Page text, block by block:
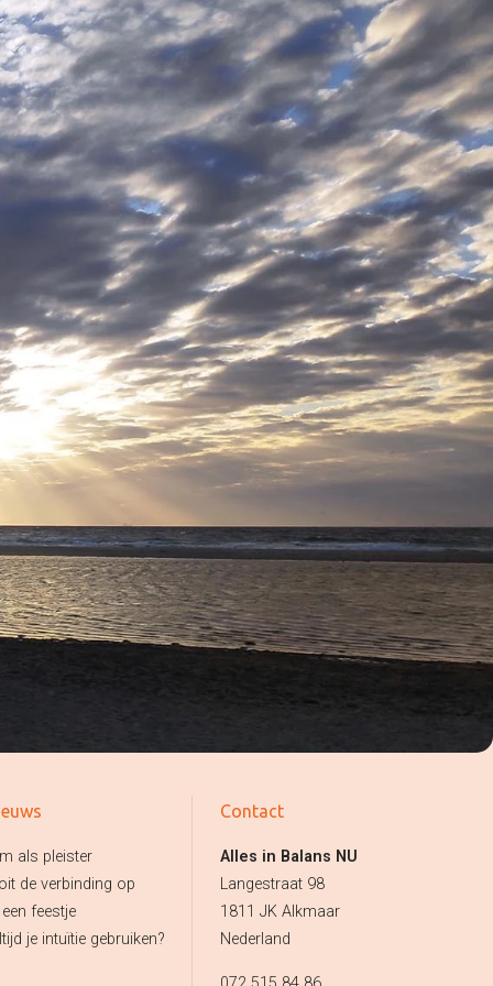
Verzenden
als pleister
de verbinding op
feestje
je intuïtie gebruiken?
Contact
Alles in Balans NU
Langestraat 98
1811 JK Alkmaar
Nederland